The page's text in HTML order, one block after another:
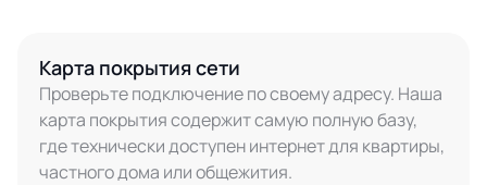
Карта покрытия сети
Проверьте подключение по своему адресу. Наша
карта покрытия содержит самую полную базу,
где технически доступен интернет для квартиры,
частного дома или общежития.